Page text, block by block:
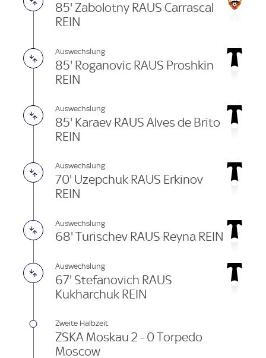
85' Zabolotny RAUS Carrascal
REIN
Auswechslung
85' Roganovic RAUS Proshkin
REIN
Auswechslung
85' Karaev RAUS Alves de Brito
REIN
Auswechslung
70' Uzepchuk RAUS Erkinov
REIN
Auswechslung
68' Turischev RAUS Reyna REIN
Auswechslung
67' Stefanovich RAUS
Kukharchuk REIN
Zweite Halbzeit
ZSKA Moskau 2 - 0 Torpedo
Moscow